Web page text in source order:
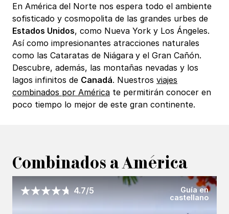
En América del Norte nos espera todo el ambiente
sofisticado y cosmopolita de las grandes urbes de
Estados Unidos, como Nueva York y Los Ángeles.
Así como impresionantes atracciones naturales
como las Cataratas de Niágara y el Gran Cañón.
Descubre, además, las montañas nevadas y los
lagos infinitos de Canadá. Nuestros viajes
combinados por América te permitirán conocer en
poco tiempo lo mejor de este gran continente.
Combinados a América
4.7/5
Guía en
castellano